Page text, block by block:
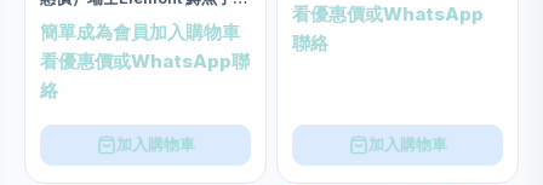
部修護精華 20ml
簡單成為會員加入購物車
看優惠價或WhatsApp聯
絡
加入購物車
看優惠價或WhatsApp
聯絡
加入購物車